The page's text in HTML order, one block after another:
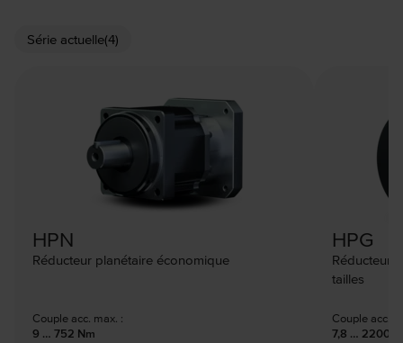
Série actuelle(4)
HPN
Réducteur planétaire économique
Couple acc. max. :
9 … 752 Nm
HPG
Réducteur
tailles
Couple acc.
7,8 … 2200